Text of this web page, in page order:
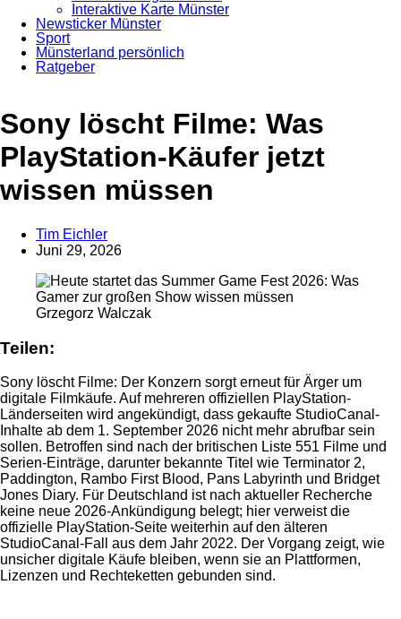
Interaktive Karte Münster
Newsticker Münster
Sport
Münsterland persönlich
Ratgeber
Anzeige
Sony löscht Filme: Was
PlayStation-Käufer jetzt
wissen müssen
Tim Eichler
Juni 29, 2026
Grzegorz Walczak
Teilen:
Sony löscht Filme: Der Konzern sorgt erneut für Ärger um
digitale Filmkäufe. Auf mehreren offiziellen PlayStation-
Länderseiten wird angekündigt, dass gekaufte StudioCanal-
Inhalte ab dem 1. September 2026 nicht mehr abrufbar sein
sollen. Betroffen sind nach der britischen Liste 551 Filme und
Serien-Einträge, darunter bekannte Titel wie Terminator 2,
Paddington, Rambo First Blood, Pans Labyrinth und Bridget
Jones Diary. Für Deutschland ist nach aktueller Recherche
keine neue 2026-Ankündigung belegt; hier verweist die
offizielle PlayStation-Seite weiterhin auf den älteren
StudioCanal-Fall aus dem Jahr 2022. Der Vorgang zeigt, wie
unsicher digitale Käufe bleiben, wenn sie an Plattformen,
Lizenzen und Rechteketten gebunden sind.